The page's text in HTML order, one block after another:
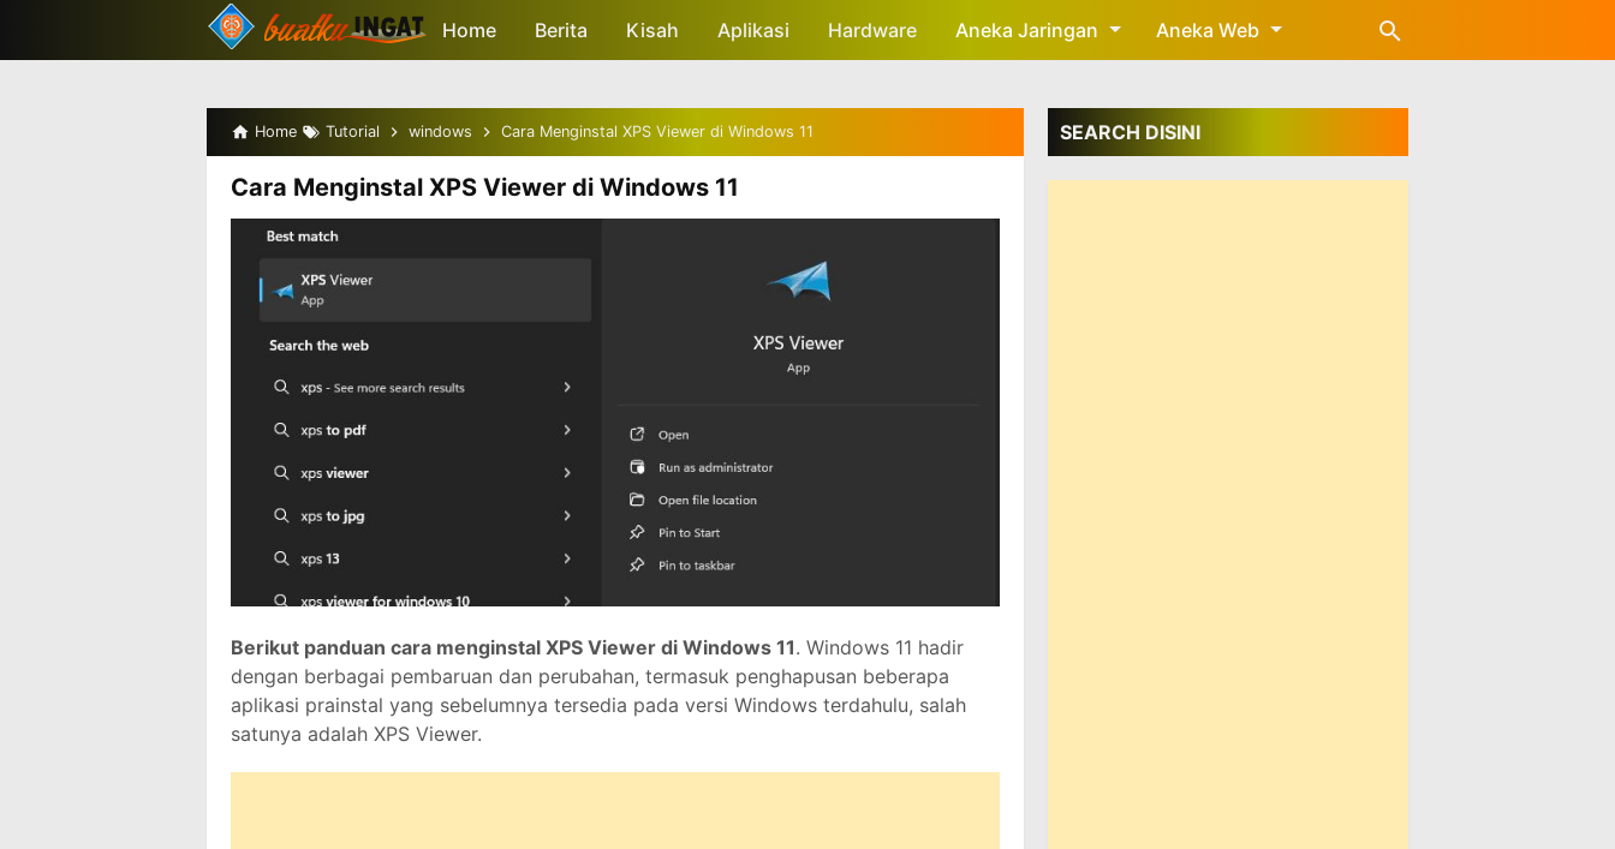
Skip to main content
Home Berita Kisah Aplikasi Hardware Aneka Jaringan Aneka Web
Home Tutorial windows Cara Menginstal XPS Viewer di Windows 11
Cara Menginstal XPS Viewer di Windows 11
Berikut panduan cara menginstal XPS Viewer di Windows 11. Windows 11 hadir
dengan berbagai pembaruan dan perubahan, termasuk penghapusan beberapa
aplikasi prainstal yang sebelumnya tersedia pada versi Windows terdahulu, salah
satunya adalah XPS Viewer.
SEARCH DISINI